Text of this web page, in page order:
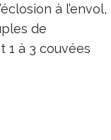
à l’envol,
de
à 3 couvées